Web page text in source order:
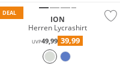
DEAL
ION
Herren Lycrashirt
UVP49,99 39,99